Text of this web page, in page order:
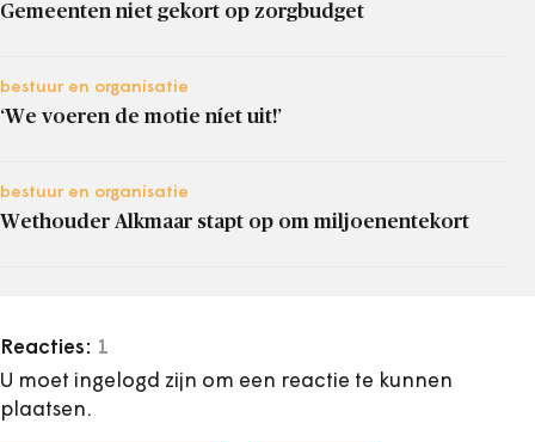
Gemeenten niet gekort op zorgbudget
bestuur en organisatie
‘We voeren de motie níet uit!’
bestuur en organisatie
Wethouder Alkmaar stapt op om miljoenentekort
Reacties: 1
U moet ingelogd zijn om een reactie te kunnen
plaatsen.